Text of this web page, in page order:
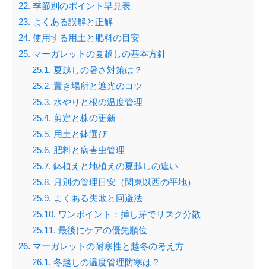
22. 季節別のポイント早見表
23. よくある誤解と正解
24. 使用する用土と肥料の目安
25. マーガレットの夏越しの基本方針
25.1. 夏越しの暑さ対策は？
25.2. 置き場所と遮光のコツ
25.3. 水やりと根の温度管理
25.4. 剪定と株の更新
25.5. 用土と鉢選び
25.6. 肥料と病害虫管理
25.7. 鉢植えと地植えの夏越しの違い
25.8. 月別の管理目安（関東以西の平地）
25.9. よくある失敗と回避法
25.10. ワンポイント：挿し芽でリスク分散
25.11. 最後にケアの優先順位
26. マーガレットの耐寒性と越冬の考え方
26.1. 冬越しの温度管理防寒は？